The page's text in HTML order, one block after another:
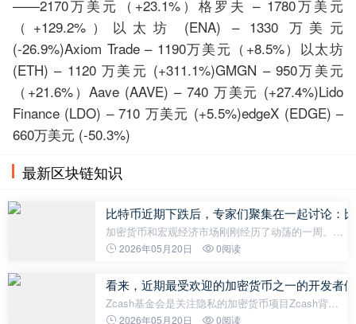
——2170万美元（+23.1%）格罗夫 – 1780万美元
（+129.2%）以太坊 (ENA) – 1330 万美元
(-26.9%)Axiom Trade – 1190万美元（+8.5%）以太坊
(ETH) – 1120 万美元 (+311.1%)GMGN – 950万美元
（+21.6%）Aave (AAVE) – 740 万美元 (+27.4%)Lido
Finance (LDO) – 710 万美元 (+5.5%)edgeX (EDGE) –
660万美元 (-50.3%)
最新区块链知识
比特币近期下跌后，专家们聚集在一起讨论：
加密货币和宏观经济市场刚刚经历了动荡的一周。美
国30年期国债收益率升至5.14%，达到全球金融危机
美元，加剧了投资者的担忧。行业
2026年05月20日 0阅读
看来，近期最受欢迎的加密货币之一的开发者
Zcash基金会是关注隐私的加密货币项目Zcash背后
的组织之一，该基金会发布了2026年第一季度的财务
2026年05月20日 0阅读